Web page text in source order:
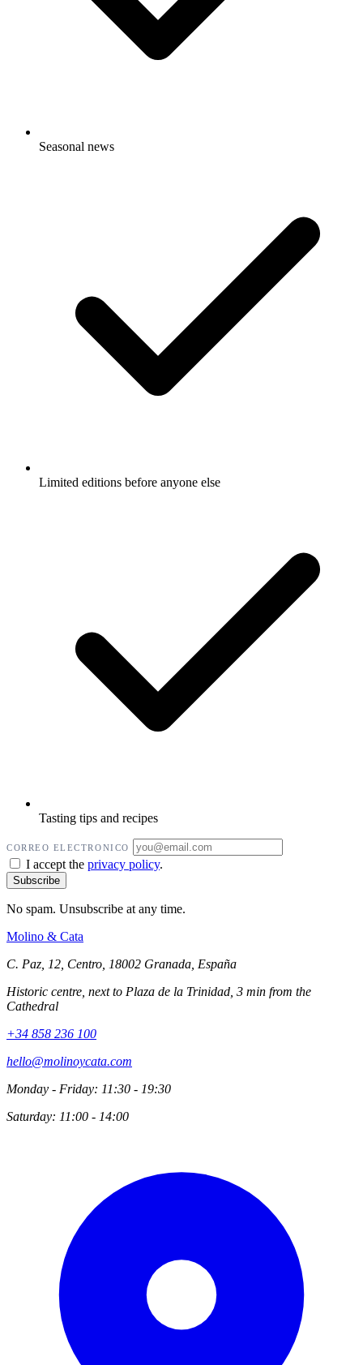
Seasonal news
Limited editions before anyone else
Tasting tips and recipes
CORREO ELECTRONICO
I accept the privacy policy.
No spam. Unsubscribe at any time.
Molino & Cata
C. Paz, 12, Centro, 18002 Granada, España
Historic centre, next to Plaza de la Trinidad, 3 min from the
Cathedral
+34 858 236 100
hello@molinoycata.com
Monday - Friday: 11:30 - 19:30
Saturday: 11:00 - 14:00